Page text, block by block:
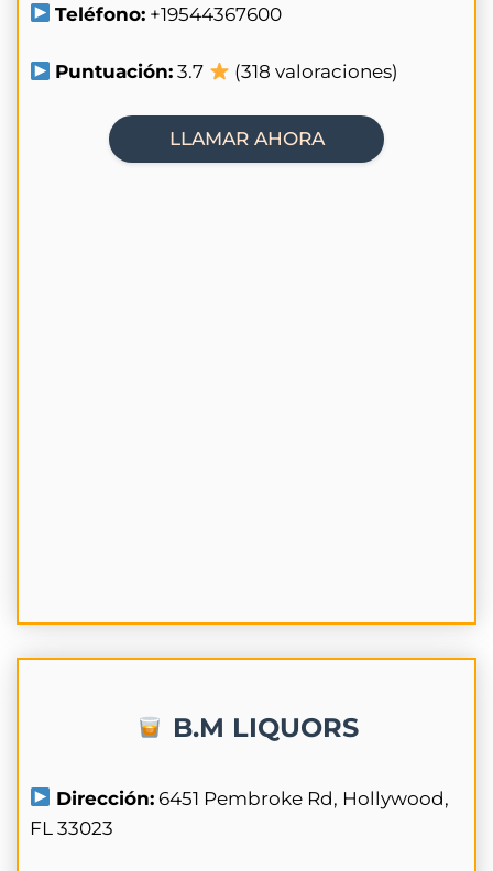
Teléfono: +19544367600
Puntuación: 3.7 (318 valoraciones)
LLAMAR AHORA
B.M LIQUORS
Dirección: 6451 Pembroke Rd, Hollywood,
FL 33023